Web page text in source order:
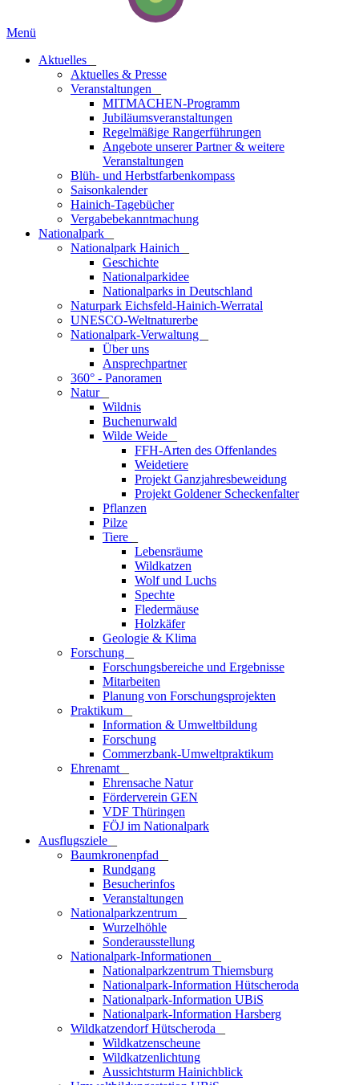
Menü
Aktuelles
Aktuelles & Presse
Veranstaltungen
MITMACHEN-Programm
Jubiläumsveranstaltungen
Regelmäßige Rangerführungen
Angebote unserer Partner & weitere
Veranstaltungen
Blüh- und Herbstfarbenkompass
Saisonkalender
Hainich-Tagebücher
Vergabebekanntmachung
National­park
Nationalpark Hainich
Geschichte
Nationalparkidee
Nationalparks in Deutschland
Naturpark Eichsfeld-Hainich-Werratal
UNESCO-Weltnaturerbe
Nationalpark-Verwaltung
Über uns
Ansprechpartner
360° - Panoramen
Natur
Wildnis
Buchenurwald
Wilde Weide
FFH-Arten des Offenlandes
Weidetiere
Projekt Ganzjahresbeweidung
Projekt Goldener Scheckenfalter
Pflanzen
Pilze
Tiere
Lebensräume
Wildkatzen
Wolf und Luchs
Spechte
Fledermäuse
Holzkäfer
Geologie & Klima
Forschung
Forschungsbereiche und Ergebnisse
Mitarbeiten
Planung von Forschungsprojekten
Praktikum
Information & Umweltbildung
Forschung
Commerzbank-Umweltpraktikum
Ehrenamt
Ehrensache Natur
Förderverein GEN
VDF Thüringen
FÖJ im Nationalpark
Ausflugs­ziele
Baumkronenpfad
Rundgang
Besucherinfos
Veranstaltungen
Nationalparkzentrum
Wurzelhöhle
Sonderausstellung
Nationalpark-Informationen
Nationalparkzentrum Thiemsburg
Nationalpark-Information Hütscheroda
Nationalpark-Information UBiS
Nationalpark-Information Harsberg
Wildkatzendorf Hütscheroda
Wildkatzenscheune
Wildkatzenlichtung
Aussichtsturm Hainichblick